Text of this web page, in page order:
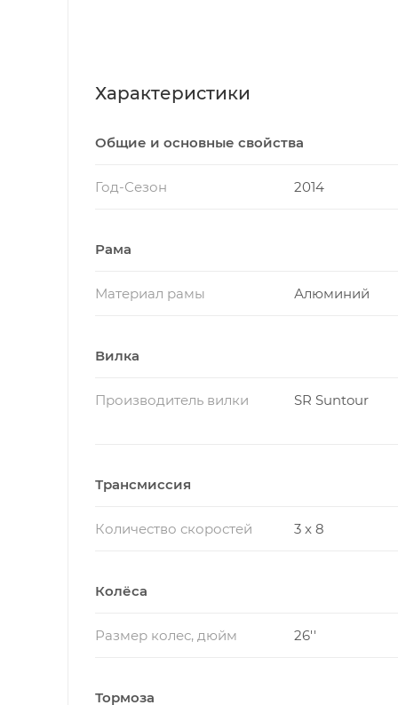
Характеристики
Общие и основные свойства
Год-Сезон 2014
Рама
Материал рамы Алюминий
Вилка
Производитель вилки SR Suntour
Трансмиссия
Количество скоростей 3 x 8
Колёса
Размер колес, дюйм 26''
Тормоза